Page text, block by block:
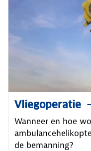
Vliegoperatie
Wanneer en hoe
de bemanning?